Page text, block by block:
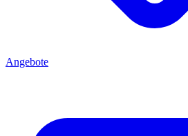
Angebote